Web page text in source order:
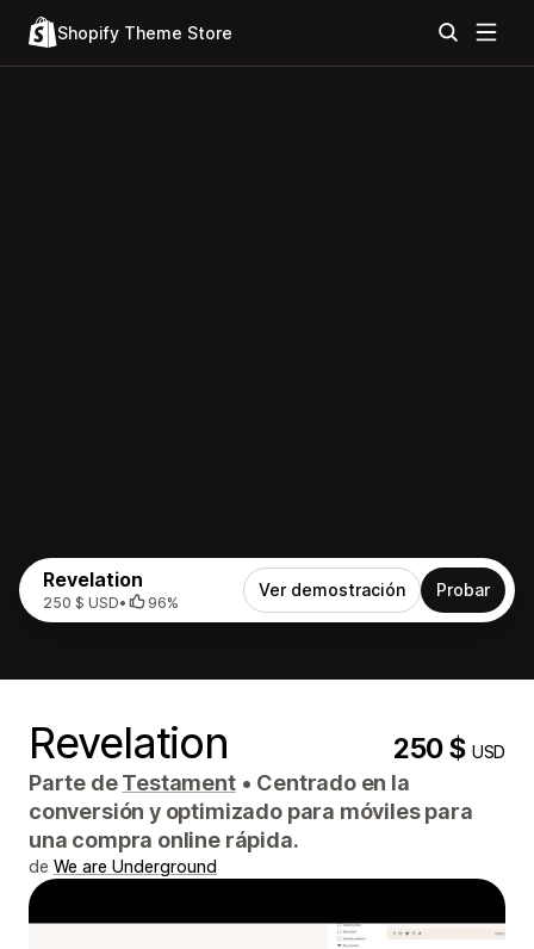
Shopify Theme Store
Revelation
250 $ USD• 96%
Ver demostración Probar
Revelation 250 $USD
Parte deTestament • Centrado en la
conversión y optimizado para móviles para
una compra online rápida.
de We are Underground